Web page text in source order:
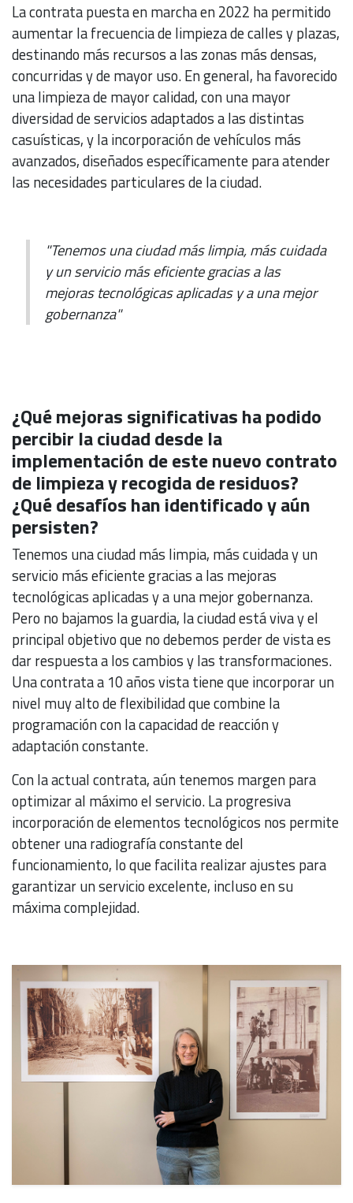
La contrata puesta en marcha en 2022 ha permitido
aumentar la frecuencia de limpieza de calles y plazas,
destinando más recursos a las zonas más densas,
concurridas y de mayor uso. En general, ha favorecido
una limpieza de mayor calidad, con una mayor
diversidad de servicios adaptados a las distintas
casuísticas, y la incorporación de vehículos más
avanzados, diseñados específicamente para atender
las necesidades particulares de la ciudad.
"Tenemos una ciudad más limpia, más cuidada
y un servicio más eficiente gracias a las
mejoras tecnológicas aplicadas y a una mejor
gobernanza"
¿Qué mejoras significativas ha podido
percibir la ciudad desde la
implementación de este nuevo contrato
de limpieza y recogida de residuos?
¿Qué desafíos han identificado y aún
persisten?
Tenemos una ciudad más limpia, más cuidada y un
servicio más eficiente gracias a las mejoras
tecnológicas aplicadas y a una mejor gobernanza.
Pero no bajamos la guardia, la ciudad está viva y el
principal objetivo que no debemos perder de vista es
dar respuesta a los cambios y las transformaciones.
Una contrata a 10 años vista tiene que incorporar un
nivel muy alto de flexibilidad que combine la
programación con la capacidad de reacción y
adaptación constante.
Con la actual contrata, aún tenemos margen para
optimizar al máximo el servicio. La progresiva
incorporación de elementos tecnológicos nos permite
obtener una radiografía constante del
funcionamiento, lo que facilita realizar ajustes para
garantizar un servicio excelente, incluso en su
máxima complejidad.